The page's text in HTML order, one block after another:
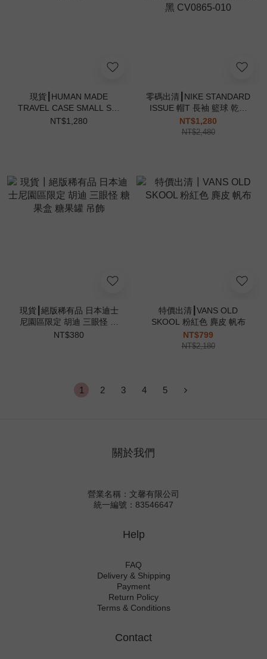
現貨┃HUMAN MADE
TRAVEL CASE SMALL S號
收納包
NT$1,280
零碼出清┃NIKE STANDARD
ISSUE 帽T 長袖 籃球 乾爽
抽繩 拉鍊口袋 黑 CV0865-
010
NT$1,280
NT$2,480
現貨┃絕版稀有品 日本迪士
尼園區限定 胡迪 三眼怪 糖
果盒 糖果罐 吊飾
NT$380
特價出清┃VANS OLD
SKOOL 粉紅色 麂皮 帆布
NT$799
NT$2,180
1 2 3 4 5
關於我們
營業名稱：文馨有限公司
統一編號：83546647
Help
FAQ
Delivery & Shipping
Payment
Return Policy
Terms & Conditions
Contact